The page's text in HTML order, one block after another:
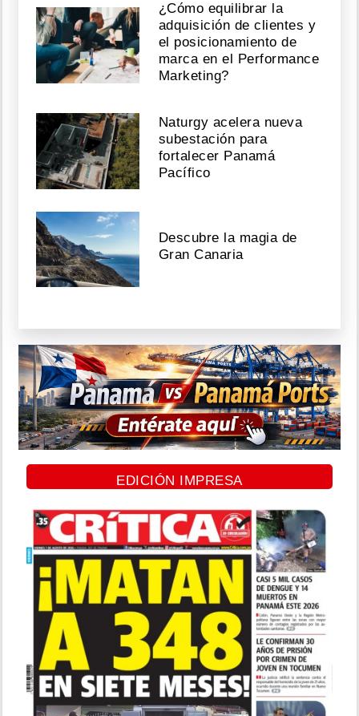
¿Cómo equilibrar la
adquisición de clientes y
el posicionamiento de
marca en el Performance
Marketing?
Naturgy acelera nueva
subestación para
fortalecer Panamá
Pacífico
Descubre la magia de
Gran Canaria
EDICIÓN IMPRESA